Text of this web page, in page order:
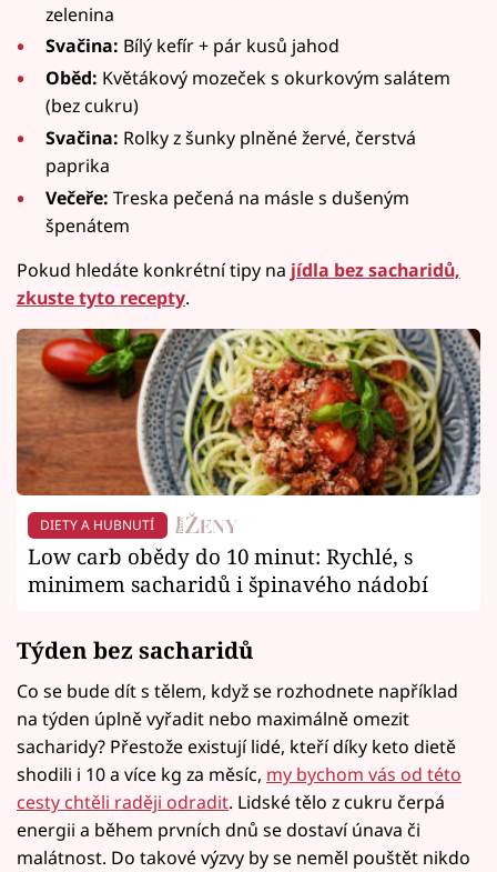
zelenina
Svačina: Bílý kefír + pár kusů jahod
Oběd: Květákový mozeček s okurkovým salátem
(bez cukru)
Svačina: Rolky z šunky plněné žervé, čerstvá
paprika
Večeře: Treska pečená na másle s dušeným
špenátem
Pokud hledáte konkrétní tipy na jídla bez sacharidů,
zkuste tyto recepty.
DIETY A HUBNUTÍ
Low carb obědy do 10 minut: Rychlé, s
minimem sacharidů i špinavého nádobí
Týden bez sacharidů
Co se bude dít s tělem, když se rozhodnete například
na týden úplně vyřadit nebo maximálně omezit
sacharidy? Přestože existují lidé, kteří díky keto dietě
shodili i 10 a více kg za měsíc, my bychom vás od této
cesty chtěli raději odradit. Lidské tělo z cukru čerpá
energii a během prvních dnů se dostaví únava či
malátnost. Do takové výzvy by se neměl pouštět nikdo